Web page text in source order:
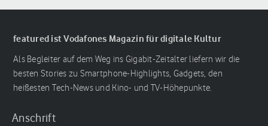
featured ist Vodafones Magazin für digitale Kultur
Als Begleiter auf dem Weg ins Gigabit-Zeitalter liefern wir die
besten Stories zu Smartphone-Highlights, Gadgets, den
heißesten Tech-News und Kino- und TV-Höhepunkte.
Anschrift